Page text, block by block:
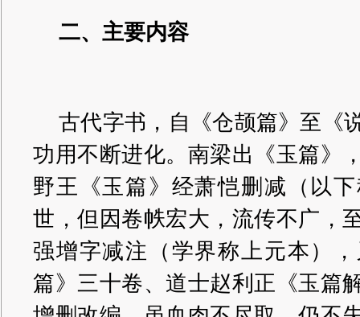
二、主要内容
古代字书，自《仓颉篇》至《
功用不断进化。南梁出《玉篇》
野王《玉篇》经萧恺删减（以
世，但因卷帙宏大，流传不广，
强增字减注（学界称上元本）
篇》三十卷、道士赵利正《玉篇